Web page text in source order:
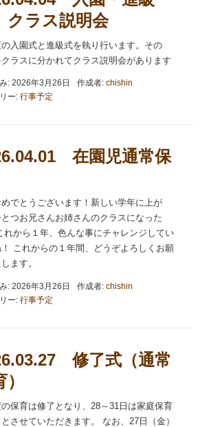
クラス説明会
入園式と進級式を執り行います。その
ラスに分かれてクラス説明会があります
: 2026年3月26日 作成者: chishin
ー: 行事予定
在園児通常保
でとうございます！新しい学年に上が
とつお兄さんお姉さんのクラスになった
れから１年、色んな事にチャレンジしてい
これからの１年間、どうぞよろしくお願
ます。
: 2026年3月26日 作成者: chishin
ー: 行事予定
修了式（通常
保育は修了となり、28～31日は家庭保育
させていただきます。 なお、27日（金）